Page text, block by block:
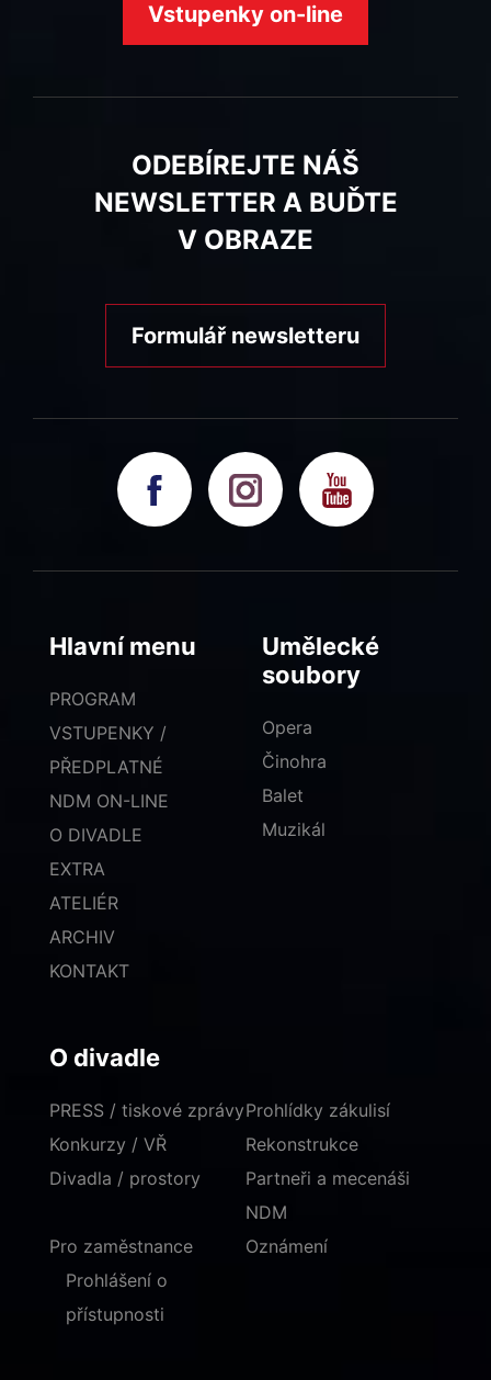
Vstupenky on-line
ODEBÍREJTE NÁŠ
NEWSLETTER A BUĎTE
V OBRAZE
Formulář newsletteru
Hlavní menu
PROGRAM
VSTUPENKY /
PŘEDPLATNÉ
NDM ON-LINE
O DIVADLE
EXTRA
ATELIÉR
ARCHIV
KONTAKT
Umělecké
soubory
Opera
Činohra
Balet
Muzikál
O divadle
PRESS / tiskové zprávy
Konkurzy / VŘ
Divadla / prostory
Prohlídky zákulisí
Rekonstrukce
Partneři a mecenáši
NDM
Pro zaměstnance
Oznámení
Prohlášení o
přístupnosti